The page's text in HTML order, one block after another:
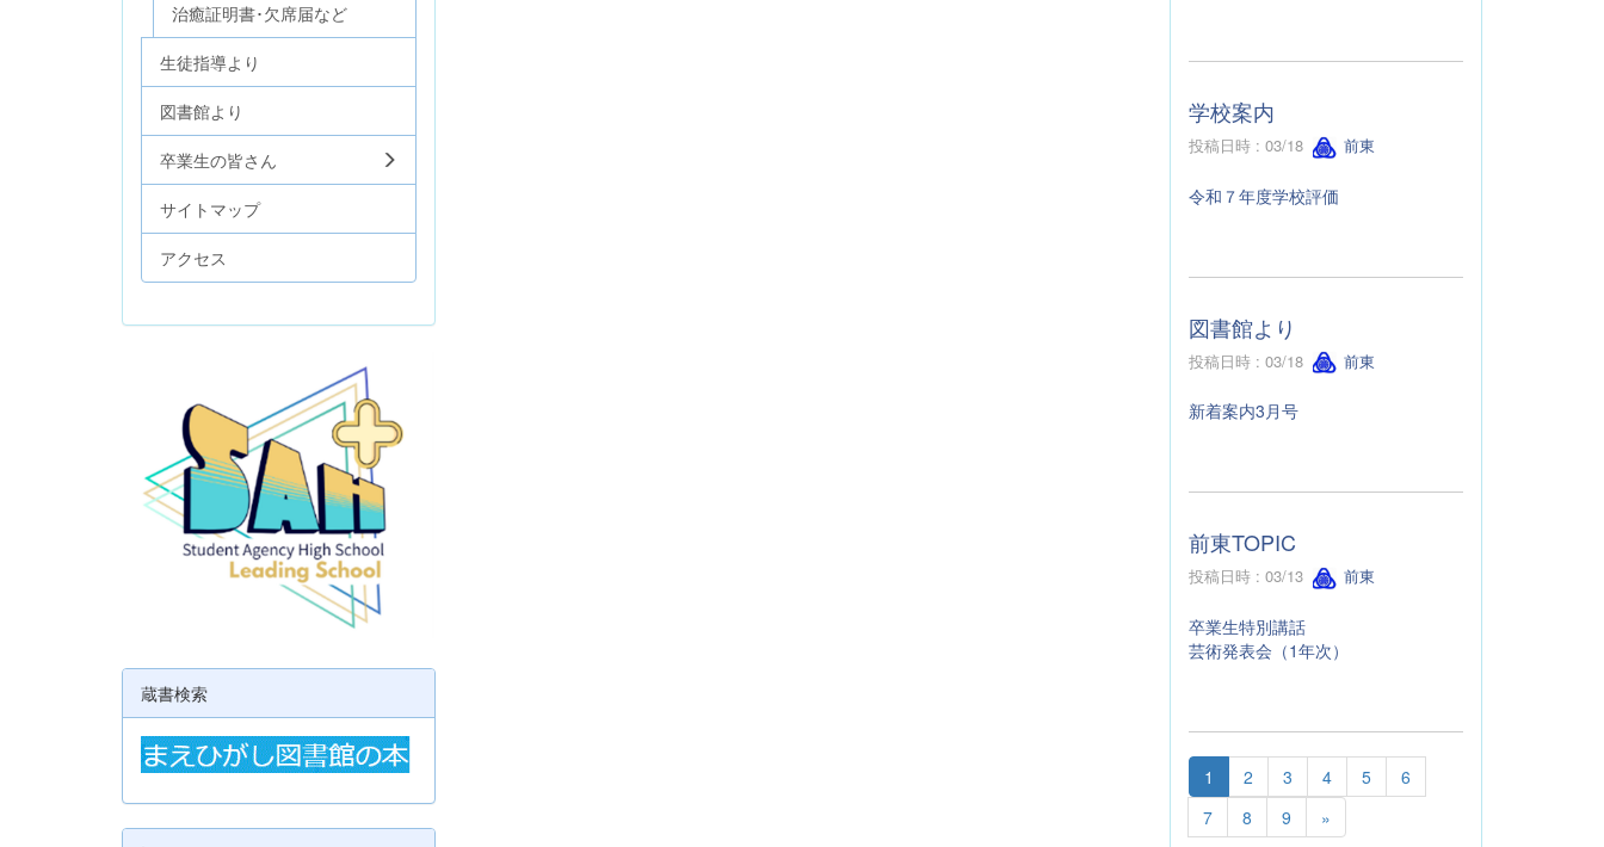
治癒証明書･欠席届など
生徒指導より
図書館より
卒業生の皆さん
サイトマップ
アクセス
蔵書検索
学校案内
投稿日時 : 03/18 前東
令和７年度学校評価
図書館より
投稿日時 : 03/18 前東
新着案内3月号
前東TOPIC
投稿日時 : 03/13 前東
卒業生特別講話
芸術発表会（1年次）
1 2 3 4 5
6
7
8 9 »